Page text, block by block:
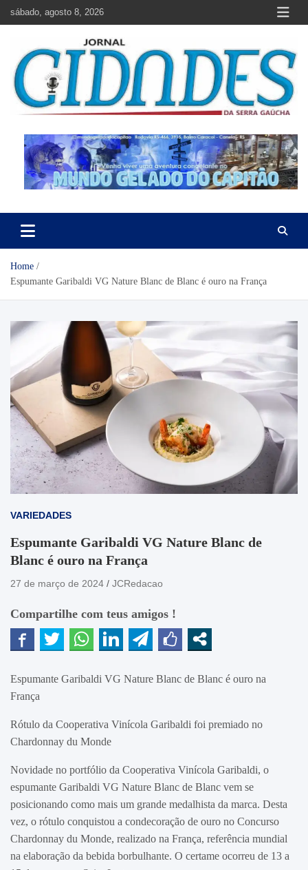
sábado, agosto 8, 2026
Jornal Cidades da Serra Gaúcha
Home
Espumante Garibaldi VG Nature Blanc de Blanc é ouro na França
VARIEDADES
Espumante Garibaldi VG Nature Blanc de
Blanc é ouro na França
27 de março de 2024 JCRedacao
Compartilhe com teus amigos !
Espumante Garibaldi VG Nature Blanc de Blanc é ouro na
França
Rótulo da Cooperativa Vinícola Garibaldi foi premiado no
Chardonnay du Monde
Novidade no portfólio da Cooperativa Vinícola Garibaldi, o
espumante Garibaldi VG Nature Blanc de Blanc vem se
posicionando como mais um grande medalhista da marca. Desta
vez, o rótulo conquistou a condecoração de ouro no Concurso
Chardonnay du Monde, realizado na França, referência mundial
na elaboração da bebida borbulhante. O certame ocorreu de 13 a